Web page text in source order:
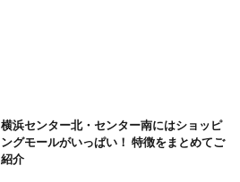
横浜センター北・センター南にはショッピ
ングモールがいっぱい！ 特徴をまとめてご
紹介